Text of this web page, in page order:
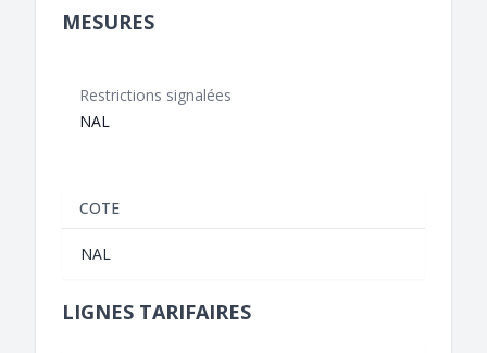
MESURES
Restrictions signalées
NAL
COTE
NAL
LIGNES TARIFAIRES